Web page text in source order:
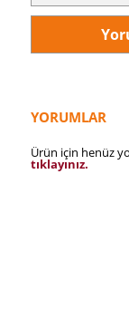
Safa'nın
roman, hem
sayfalara
YORUMLAR
Ürün için henüz
tıklayınız.